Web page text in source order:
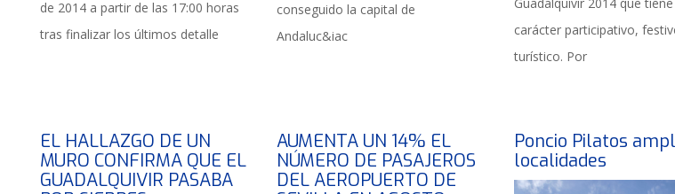
de 2014 a partir de las 17:00 horas
tras finalizar los últimos detalle
conseguido la capital de
Andaluc&iac
carácter participativo,
turístico. Por
EL HALLAZGO DE UN
MURO CONFIRMA QUE EL
GUADALQUIVIR PASABA
AUMENTA UN 14% EL
NÚMERO DE PASAJEROS
DEL AEROPUERTO DE
Poncio Pilatos
localidades